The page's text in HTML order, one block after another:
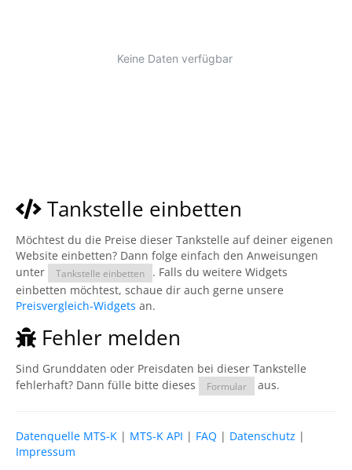
Tankstelle einbetten
Möchtest du die Preise dieser Tankstelle auf deiner eigenen
Website einbetten? Dann folge einfach den Anweisungen
unter
Tankstelle einbetten
. Falls du weitere Widgets
einbetten möchtest, schaue dir auch gerne unsere
Preisvergleich-Widgets an.
Fehler melden
Sind Grunddaten oder Preisdaten bei dieser Tankstelle
fehlerhaft? Dann fülle bitte dieses
Formular aus.
Datenquelle MTS-K | MTS-K API | FAQ | Datenschutz |
Impressum